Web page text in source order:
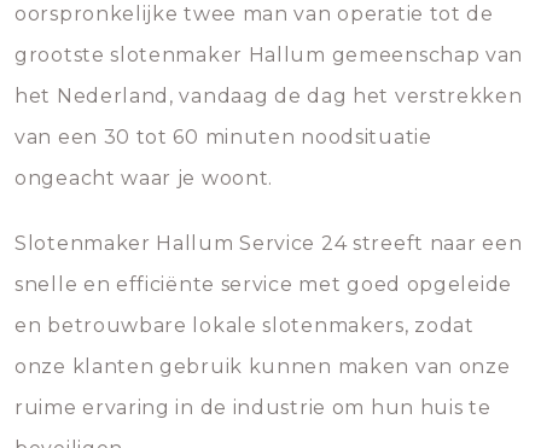
oorspronkelijke twee man van operatie tot de
grootste slotenmaker Hallum gemeenschap van
het Nederland, vandaag de dag het verstrekken
van een 30 tot 60 minuten noodsituatie
ongeacht waar je woont.
Slotenmaker Hallum Service 24 streeft naar een
snelle en efficiënte service met goed opgeleide
en betrouwbare lokale slotenmakers, zodat
onze klanten gebruik kunnen maken van onze
ruime ervaring in de industrie om hun huis te